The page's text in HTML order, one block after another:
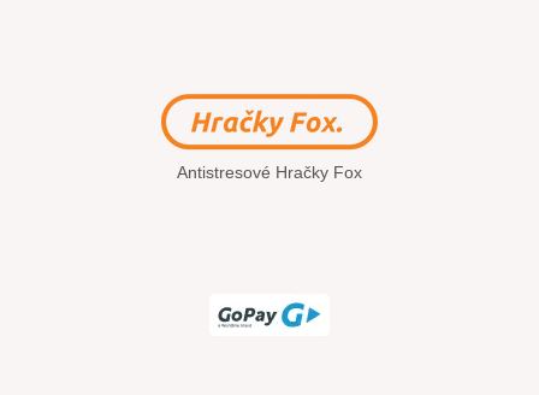
Antistresové Hračky Fox